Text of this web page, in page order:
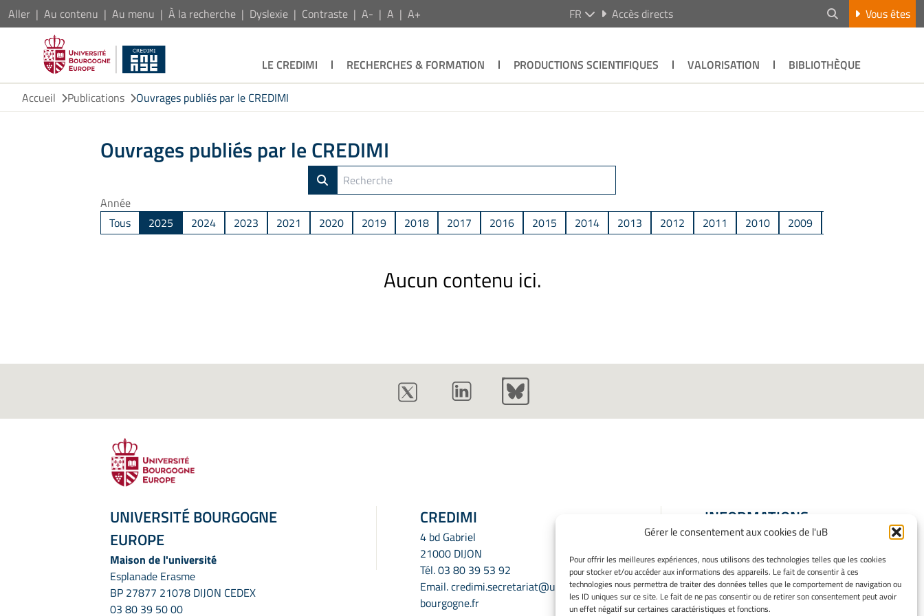
Gérer le consentement aux cookies de l'uB
Pour offrir les meilleures expériences, nous utilisons des technologies telles que les cookies
pour stocker et/ou accéder aux informations des appareils. Le fait de consentir à ces
technologies nous permettra de traiter des données telles que le comportement de navigation ou
les ID uniques sur ce site. Le fait de ne pas consentir ou de retirer son consentement peut avoir
un effet négatif sur certaines caractéristiques et fonctions.
Aller Au contenu Au menu À la recherche Dyslexie Contraste A- A A+ FR Accès directs Vous êtes
LE CREDIMI RECHERCHES & FORMATION PRODUCTIONS SCIENTIFIQUES VALORISATION
BIBLIOTHÈQUE
Accueil
Publications Ouvrages publiés par le CREDIMI
Ouvrages publiés par le CREDIMI
Année
Tous
2025 2024 2023 2021 2020 2019 2018 2017 2016 2015 2014 2013 2012 2011 2010 2009
Aucun contenu ici.
UNIVERSITÉ BOURGOGNE
EUROPE
Maison de l'université
Esplanade Erasme
BP 27877 21078 DIJON CEDEX
03 80 39 50 00
CREDIMI
4 bd Gabriel
21000 DIJON
Tél.03 80 39 53 92
Email.credimi.secretariat@u-
bourgogne.fr
INFORMATIONS
LÉGALES
Mentions légales
Gérer mes cookies
Politique de cookies
Déclaration de confidentialité